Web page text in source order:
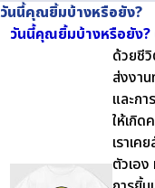
วันนี้คุณยิ้มบ้างหรือยัง?
วันนี้คุณยิ้มบ้างหรือยัง
ด้วยชีวิ
ส่งงา
และก
ให้เกิด
เราเค
ตัวเอ